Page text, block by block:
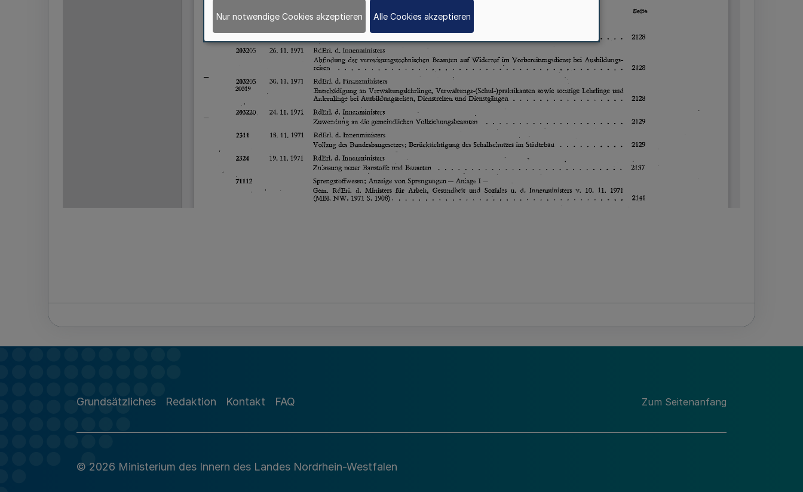
Grundsätzliches Redaktion Kontakt FAQ Zum Seitenanfang
© 2026 Ministerium des Innern des Landes Nordrhein-Westfalen
Nur notwendige Cookies akzeptieren Alle Cookies akzeptieren